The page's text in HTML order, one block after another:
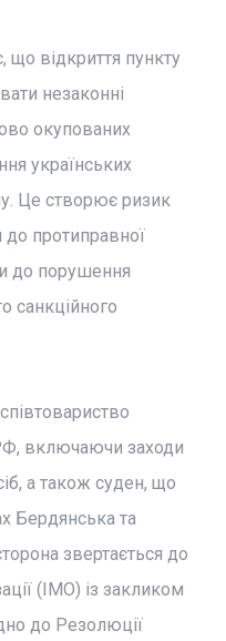
що відкриття пункту
незаконні
окупованих
українських
Це створює ризик
до протиправної
до порушення
санкційного
включаючи заходи
а також суден, що
Бердянська та
звертається до
(ІМО) із закликом
до Резолюції